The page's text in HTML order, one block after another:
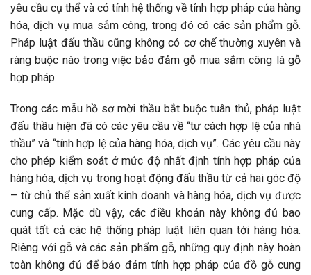
yêu cầu cụ thể và có tính hệ thống về tính hợp pháp của hàng
hóa, dịch vụ mua sắm công, trong đó có các sản phẩm gỗ.
Pháp luật đấu thầu cũng không có cơ chế thường xuyên và
ràng buộc nào trong việc bảo đảm gỗ mua sắm công là gỗ
hợp pháp.
Trong các mẫu hồ sơ mời thầu bắt buộc tuân thủ, pháp luật
đấu thầu hiện đã có các yêu cầu về “tư cách hợp lệ của nhà
thầu” và “tính hợp lệ của hàng hóa, dịch vụ”. Các yêu cầu này
cho phép kiểm soát ở mức độ nhất định tính hợp pháp của
hàng hóa, dịch vụ trong hoạt động đấu thầu từ cả hai góc độ
– từ chủ thể sản xuất kinh doanh và hàng hóa, dịch vụ được
cung cấp. Mặc dù vậy, các điều khoản này không đủ bao
quát tất cả các hệ thống pháp luật liên quan tới hàng hóa.
Riêng với gỗ và các sản phẩm gỗ, những quy định này hoàn
toàn không đủ để bảo đảm tính hợp pháp của đồ gỗ cung